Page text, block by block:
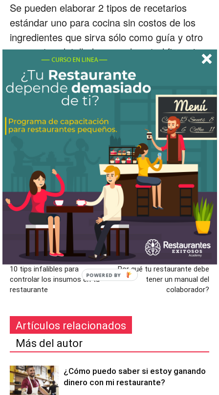
Se pueden elaborar 2 tipos de recetarios
estándar uno para cocina sin costos de los
ingredientes que sirva sólo como guía y otro
con costeo detallado para el control financiero
del restaurante. En la actualidad el recetario
estándar puede ser en formato digital,
integrarse a una pantalla táctica o tablet en la
cocina para su fácil acceso y manejo.
capacitacion restaurantes
ingeniería del menú
negocio de comida
operación de restaurantes receta estándar
Artículo anterior
10 tips infalibles para
controlar los insumos en tu
restaurante
Artículo siguiente
Por qué tu restaurante debe
tener un manual del
colaborador?
Artículos relacionados
Más del autor
¿Cómo puedo saber si estoy ganando
dinero con mi restaurante?